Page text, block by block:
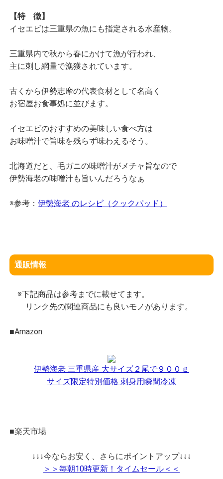
【特 徴】
イセエビは三重県の魚にも指定される水産物。
三重県内で秋から春にかけて漁が行われ、
主に刺し網量で漁獲されています。
古くから伊勢志摩の代表食材として名高く
お宿屋お食事処に並びます。
イセエビのおすすめの美味しい食べ方は
お味噌汁で旨味を残らず味わえるそう。
北海道だと、毛ガニの味噌汁がメチャ旨なので
伊勢海老の味噌汁も旨いんだろうなぁ
※参考： 伊勢海老 のレシピ（クックパッド）
通販情報
※下記商品は参考までに載せてます。
リンク先の関連商品にも良いモノがあります。
■Amazon
伊勢海老 三重県産 大サイズ２尾で９００ｇ
サイズ限定特別価格 刺身用瞬間冷凍
■楽天市場
↓↓↓今ならお安く、さらにポイントアップ↓↓↓
＞＞毎朝10時更新！タイムセール＜＜